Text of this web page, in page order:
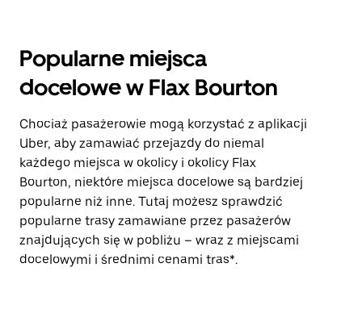
Popularne miejsca
docelowe w Flax Bourton
Chociaż pasażerowie mogą korzystać z aplikacji
Uber, aby zamawiać przejazdy do niemal
każdego miejsca w okolicy i okolicy Flax
Bourton, niektóre miejsca docelowe są bardziej
popularne niż inne. Tutaj możesz sprawdzić
popularne trasy zamawiane przez pasażerów
znajdujących się w pobliżu – wraz z miejscami
docelowymi i średnimi cenami tras*.